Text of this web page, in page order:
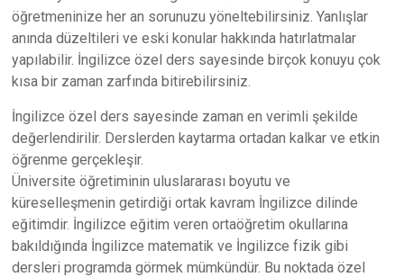
öğretmeninize her an sorunuzu yöneltebilirsiniz. Yanlışlar
anında düzeltileri ve eski konular hakkında hatırlatmalar
yapılabilir. İngilizce özel ders sayesinde birçok konuyu çok
kısa bir zaman zarfında bitirebilirsiniz.
İngilizce özel ders sayesinde zaman en verimli şekilde
değerlendirilir. Derslerden kaytarma ortadan kalkar ve etkin
öğrenme gerçekleşir.
Üniversite öğretiminin uluslararası boyutu ve
küreselleşmenin getirdiği ortak kavram İngilizce dilinde
eğitimdir. İngilizce eğitim veren ortaöğretim okullarına
bakıldığında İngilizce matematik ve İngilizce fizik gibi
dersleri programda görmek mümkündür. Bu noktada özel